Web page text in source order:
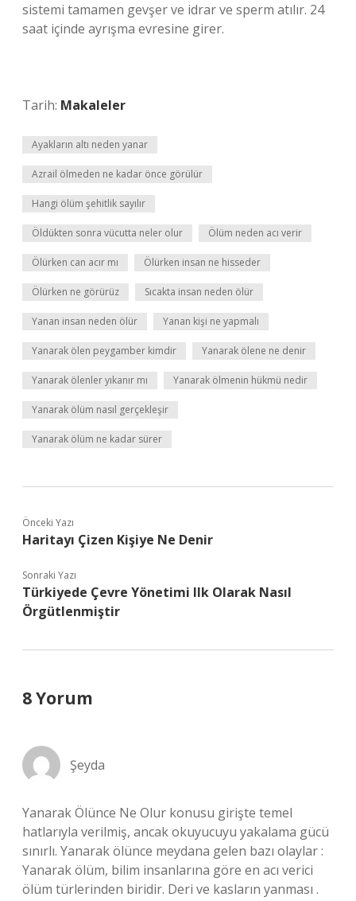
sistemi tamamen gevşer ve idrar ve sperm atılır. 24
saat içinde ayrışma evresine girer.
Tarih: Makaleler
Ayakların altı neden yanar
Azrail ölmeden ne kadar önce görülür
Hangi ölüm şehitlik sayılır
Öldükten sonra vücutta neler olur Ölüm neden acı verir
Ölürken can acır mı Ölürken insan ne hisseder
Ölürken ne görürüz Sıcakta insan neden ölür
Yanan insan neden ölür Yanan kişi ne yapmalı
Yanarak ölen peygamber kimdir Yanarak ölene ne denir
Yanarak ölenler yıkanır mı Yanarak ölmenin hükmü nedir
Yanarak ölüm nasıl gerçekleşir
Yanarak ölüm ne kadar sürer
Önceki Yazı
Haritayı Çizen Kişiye Ne Denir
Sonraki Yazı
Türkiyede Çevre Yönetimi Ilk Olarak Nasıl
Örgütlenmiştir
8 Yorum
Şeyda
Yanarak Ölünce Ne Olur konusu girişte temel
hatlarıyla verilmiş, ancak okuyucuyu yakalama gücü
sınırlı. Yanarak ölünce meydana gelen bazı olaylar :
Yanarak ölüm, bilim insanlarına göre en acı verici
ölüm türlerinden biridir. Deri ve kasların yanması .